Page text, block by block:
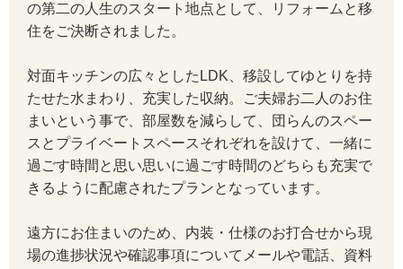
の第二の人生のスタート地点として、リフォームと移
住をご決断されました。
対面キッチンの広々としたLDK、移設してゆとりを持
たせた水まわり、充実した収納。ご夫婦お二人のお住
まいという事で、部屋数を減らして、団らんのスペー
スとプライベートスペースそれぞれを設けて、一緒に
過ごす時間と思い思いに過ごす時間のどちらも充実で
きるように配慮されたプランとなっています。
遠方にお住まいのため、内装・仕様のお打合せから現
場の進捗状況や確認事項についてメールや電話、資料